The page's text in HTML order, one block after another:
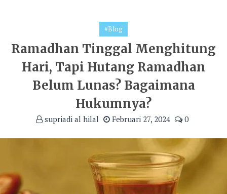
#Blog
Ramadhan Tinggal Menghitung
Hari, Tapi Hutang Ramadhan
Belum Lunas? Bagaimana
Hukumnya?
supriadi al hilal Februari 27, 2024 0